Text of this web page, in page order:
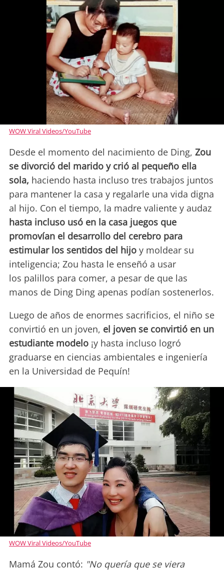
WOW Viral Videos/YouTube
Desde el momento del nacimiento de Ding, Zou
se divorció del marido y crió al pequeño ella
sola, haciendo hasta incluso tres trabajos juntos
para mantener la casa y regalarle una vida digna
al hijo. Con el tiempo, la madre valiente y audaz
hasta incluso usó en la casa juegos que
promovían el desarrollo del cerebro para
estimular los sentidos del hijo y moldear su
inteligencia; Zou hasta le enseñó a usar
los palillos para comer, a pesar de que las
manos de Ding Ding apenas podían sostenerlos.
Luego de años de enormes sacrificios, el niño se
convirtió en un joven, el joven se convirtió en un
estudiante modelo ¡y hasta incluso logró
graduarse en ciencias ambientales e ingeniería
en la Universidad de Pequín!
WOW Viral Videos/YouTube
Mamá Zou contó: "No quería que se viera